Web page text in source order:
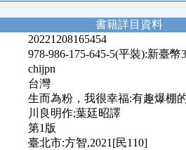
書籍詳目資料
20221208165454
978-986-175-645-5(平裝):新臺幣
chijpn
台灣
生而為粉，我很幸福:有趣爆棚
川良明作;葉廷昭譯
第1版
臺北市:方智,2021[民110]